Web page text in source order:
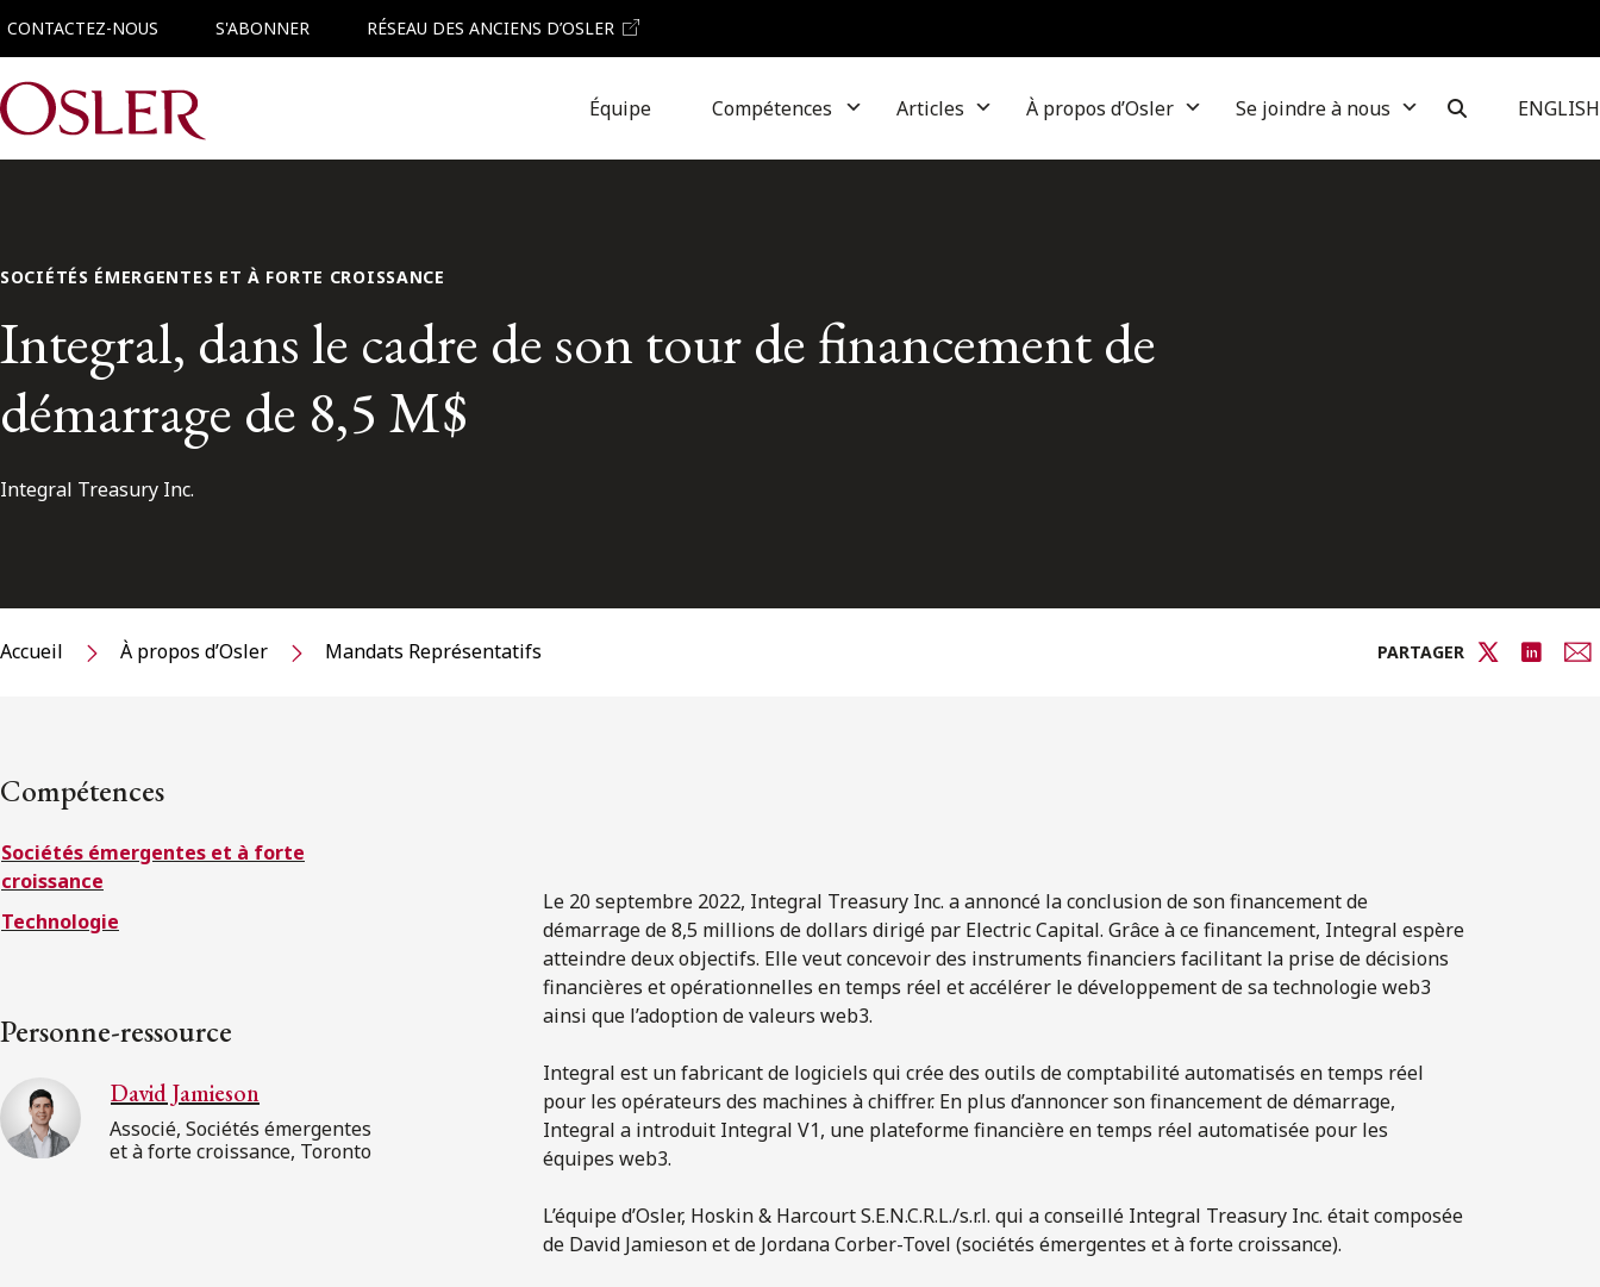
CONTACTEZ-NOUS S'ABONNER RÉSEAU DES ANCIENS D’OSLER
Main Navigation Équipe Compétences Articles À propos d’Osler Se joindre à nous ENGLISH
SOCIÉTÉS ÉMERGENTES ET À FORTE CROISSANCE
Integral, dans le cadre de son tour de financement de
démarrage de 8,5 M$
Integral Treasury Inc.
Accueil À propos d’Osler Mandats Représentatifs PARTAGER
Compétences
Sociétés émergentes et à forte
croissance
Technologie
Personne-ressource
David Jamieson
Associé, Sociétés émergentes
et à forte croissance, Toronto
Le 20 septembre 2022, Integral Treasury Inc. a annoncé la conclusion de son financement de
démarrage de 8,5 millions de dollars dirigé par Electric Capital. Grâce à ce financement, Integral espère
atteindre deux objectifs. Elle veut concevoir des instruments financiers facilitant la prise de décisions
financières et opérationnelles en temps réel et accélérer le développement de sa technologie web3
ainsi que l’adoption de valeurs web3.
Integral est un fabricant de logiciels qui crée des outils de comptabilité automatisés en temps réel
pour les opérateurs des machines à chiffrer. En plus d’annoncer son financement de démarrage,
Integral a introduit Integral V1, une plateforme financière en temps réel automatisée pour les
équipes web3.
L’équipe d’Osler, Hoskin & Harcourt S.E.N.C.R.L./s.r.l. qui a conseillé Integral Treasury Inc. était composée
de David Jamieson et de Jordana Corber-Tovel (sociétés émergentes et à forte croissance).